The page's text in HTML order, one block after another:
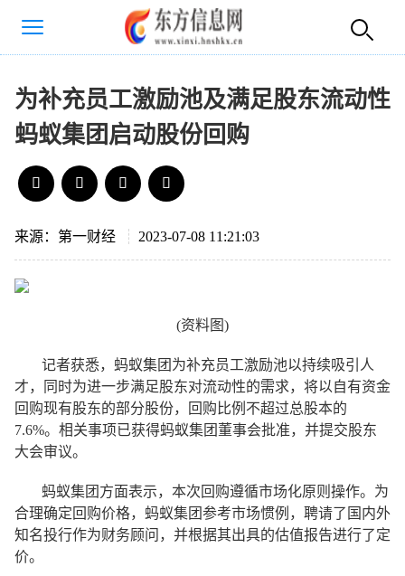
为补充员工激励池及满足股东流动性
蚂蚁集团启动股份回购
来源：第一财经 2023-07-08 11:21:03
(资料图)
记者获悉，蚂蚁集团为补充员工激励池以持续吸引人
才，同时为进一步满足股东对流动性的需求，将以自有资金
回购现有股东的部分股份，回购比例不超过总股本的
7.6%。相关事项已获得蚂蚁集团董事会批准，并提交股东
大会审议。
蚂蚁集团方面表示，本次回购遵循市场化原则操作。为
合理确定回购价格，蚂蚁集团参考市场惯例，聘请了国内外
知名投行作为财务顾问，并根据其出具的估值报告进行了定
价。